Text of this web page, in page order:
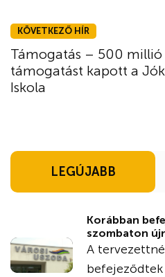
KÖVETKEZŐ HÍR
Támogatás – 500
támogatást kapott a
Iskola
LEGÚJABB
Korábban
szombaton
A